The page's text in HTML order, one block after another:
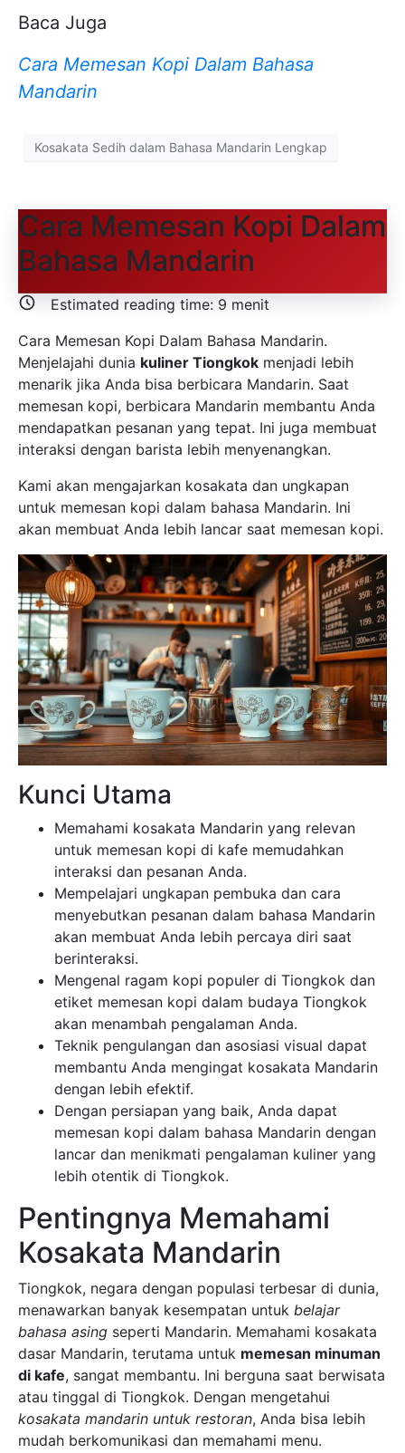
Baca Juga
Cara Memesan Kopi Dalam Bahasa
Mandarin
Kosakata Sedih dalam Bahasa Mandarin Lengkap
Cara Memesan Kopi Dalam
Bahasa Mandarin
Estimated reading time: 9 menit
Cara Memesan Kopi Dalam Bahasa Mandarin.
Menjelajahi dunia kuliner Tiongkok menjadi lebih
menarik jika Anda bisa berbicara Mandarin. Saat
memesan kopi, berbicara Mandarin membantu Anda
mendapatkan pesanan yang tepat. Ini juga membuat
interaksi dengan barista lebih menyenangkan.
Kami akan mengajarkan kosakata dan ungkapan
untuk memesan kopi dalam bahasa Mandarin. Ini
akan membuat Anda lebih lancar saat memesan kopi.
Kunci Utama
Memahami kosakata Mandarin yang relevan
untuk memesan kopi di kafe memudahkan
interaksi dan pesanan Anda.
Mempelajari ungkapan pembuka dan cara
menyebutkan pesanan dalam bahasa Mandarin
akan membuat Anda lebih percaya diri saat
berinteraksi.
Mengenal ragam kopi populer di Tiongkok dan
etiket memesan kopi dalam budaya Tiongkok
akan menambah pengalaman Anda.
Teknik pengulangan dan asosiasi visual dapat
membantu Anda mengingat kosakata Mandarin
dengan lebih efektif.
Dengan persiapan yang baik, Anda dapat
memesan kopi dalam bahasa Mandarin dengan
lancar dan menikmati pengalaman kuliner yang
lebih otentik di Tiongkok.
Pentingnya Memahami
Kosakata Mandarin
Tiongkok, negara dengan populasi terbesar di dunia,
menawarkan banyak kesempatan untuk belajar
bahasa asing seperti Mandarin. Memahami kosakata
dasar Mandarin, terutama untuk memesan minuman
di kafe, sangat membantu. Ini berguna saat berwisata
atau tinggal di Tiongkok. Dengan mengetahui
kosakata mandarin untuk restoran, Anda bisa lebih
mudah berkomunikasi dan memahami menu.